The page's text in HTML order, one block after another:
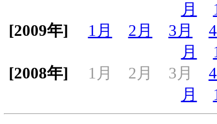
月
[2009年]
1月 2月 3月
月
[2008年]
1月 2月 3月
月